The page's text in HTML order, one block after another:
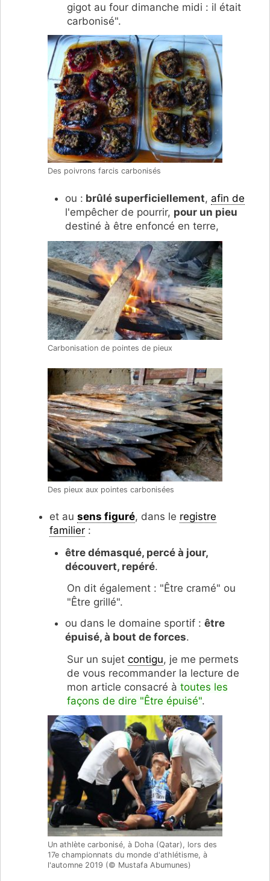
gigot au four dimanche midi : il était
carbonisé".
Des poivrons farcis carbonisés
ou : brûlé superficiellement, afin de
l'empêcher de pourrir, pour un pieu
destiné à être enfoncé en terre,
Carbonisation de pointes de pieux
Des pieux aux pointes carbonisées
et au sens figuré, dans le registre
familier :
être démasqué, percé à jour,
découvert, repéré.
On dit également : "Être cramé" ou
"Être grillé".
ou dans le domaine sportif : être
épuisé, à bout de forces.
Sur un sujet contigu, je me permets
de vous recommander la lecture de
mon article consacré à toutes les
façons de dire "Être épuisé".
Un athlète carbonisé, à Doha (Qatar), lors des
17e championnats du monde d'athlétisme, à
l'automne 2019 (© Mustafa Abumunes)